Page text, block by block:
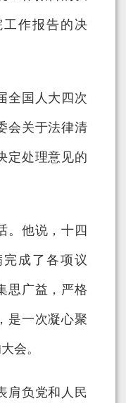
作报告的决
国人大四次
会关于法律清
定处理意见的
他说，十四
成了各项议
思广益，严格
是一次凝心聚
会。
负党和人民